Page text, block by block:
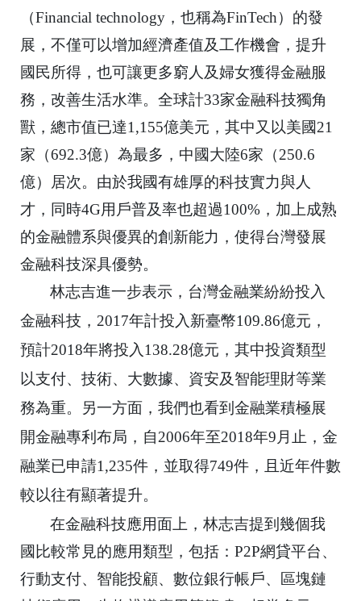
（Financial technology ，也稱為FinTech）的發
展， 不僅可以增加經濟產值及工作機會，提升
國民所得， 也可讓更多窮人及婦女獲得金融服
務，改善生活水準。全球計33家金融科技獨角
獸，總市值已達1,155億美元，其中又以美國21
家（692.3億）為最多，中國大陸6家（250.6
億）居次。 由於我國有雄厚的科技實力與人
才，同時4G用戶普及率也超過100% ，加上成熟
的金融體系與優異的創新能力， 使得台灣發展
金融科技深具優勢。
林志吉進一步表示，台灣金融業紛紛投入
金融科技， 2017年計投入新臺幣109.86億元，
預計2018年將投入138.28億元，其中投資類型
以支付、技術、大數據、 資安及智能理財等業
務為重。另一方面， 我們也看到金融業積極展
開金融專利布局，自2006年至2018年9月止，金
融業已申請1,235件，並取得749件，
且近年件數
較以往有顯著提升。
在金融科技應用面上，林志吉提到幾個我
國比較常見的應用類型， 包括： P2P網貸平台、
行動支付、智能投顧、數位銀行帳戶、
區塊鏈